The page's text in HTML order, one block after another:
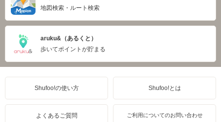
地図検索・ルート検索
aruku&（あるくと）
歩いてポイントが貯まる
Shufoo!の使い方 Shufoo!とは
よくあるご質問 ご利用についてのお問い合わせ